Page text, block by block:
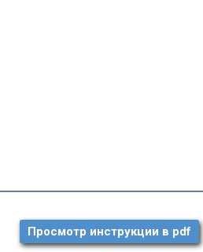
Просмотр инструкции в pdf